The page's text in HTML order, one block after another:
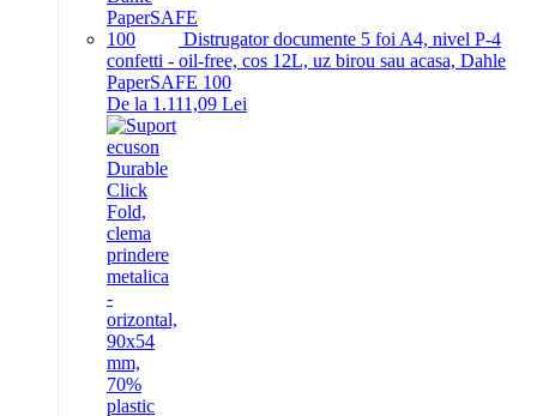
Distrugator documente 5 foi A4, nivel P-4
confetti - oil-free, cos 12L, uz birou sau acasa, Dahle
PaperSAFE 100
De la 1.111,09 Lei